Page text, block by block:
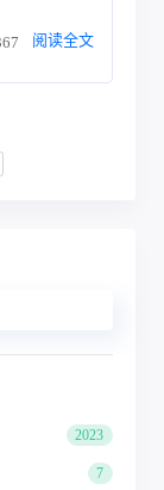
阅读全文
2023
7